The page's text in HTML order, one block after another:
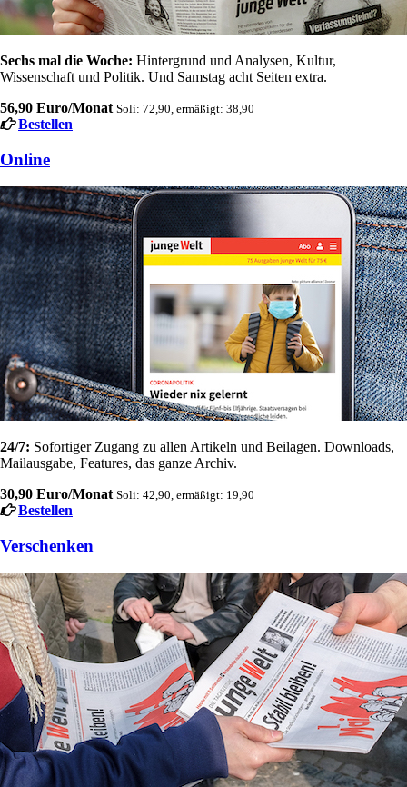
Sechs mal die Woche: Hintergrund und Analysen, Kultur,
Wissenschaft und Politik. Und Samstag acht Seiten extra.
56,90 Euro/Monat Soli: 72,90, ermäßigt: 38,90
Bestellen
Online
24/7: Sofortiger Zugang zu allen Artikeln und Beilagen. Downloads,
Mailausgabe, Features, das ganze Archiv.
30,90 Euro/Monat Soli: 42,90, ermäßigt: 19,90
Bestellen
Verschenken